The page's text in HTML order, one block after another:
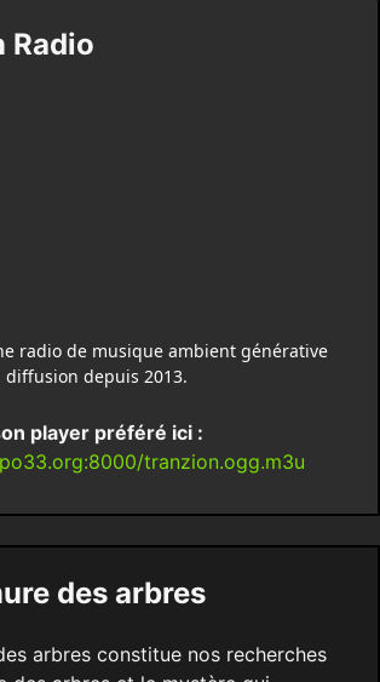
Radio
radio de musique ambient générative
diffusion depuis 2013.
player préféré ici :
tranzion.ogg.m3u
des arbres
arbres constitue nos recherches